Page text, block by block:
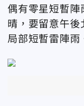
偶有零星短暫陣
晴，要留意午
局部短暫雷陣雨